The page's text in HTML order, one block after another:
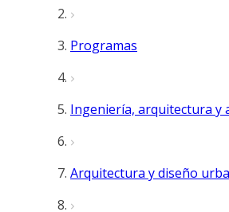
Programas
Ingeniería, arquitectura y
Arquitectura y diseño